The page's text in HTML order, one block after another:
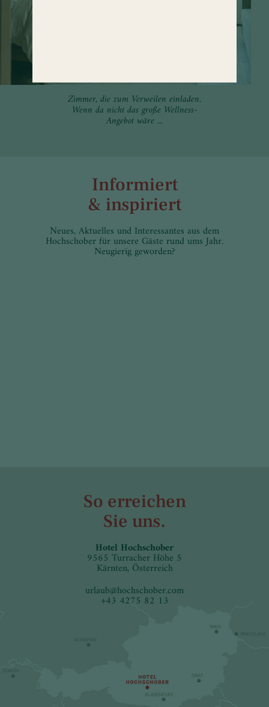
Zimmer, die zum Verweilen einladen.
Wenn da nicht das große Wellness-
Angebot wäre ...
Informiert
& inspiriert
Neues, Aktuelles und Interessantes aus dem
Hochschober für unsere Gäste rund ums Jahr.
Neugierig geworden?
So erreichen
Sie uns.
Hotel Hochschober
9565 Turracher Höhe 5
Kärnten, Österreich
urlaub@hochschober.com
+43 4275 82 13